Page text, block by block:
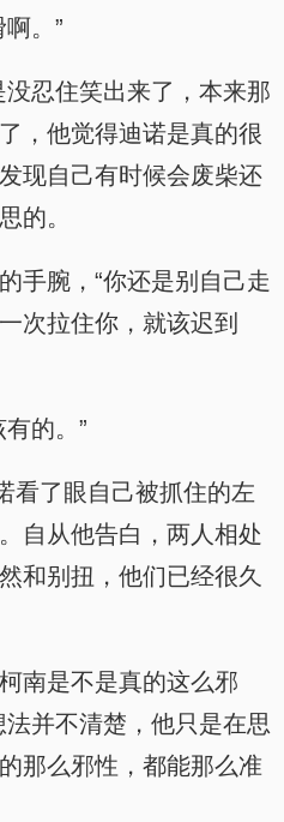
。”
忍住笑出来了，本来那
，他觉得迪诺是真的很
现自己有时候会废柴还
的。
手腕，“你还是别自己走
次拉住你，就该迟到
的。”
了眼自己被抓住的左
自从他告白，两人相处
和别扭，他们已经很久
南是不是真的这么邪
并不清楚，他只是在思
那么邪性，都能那么准